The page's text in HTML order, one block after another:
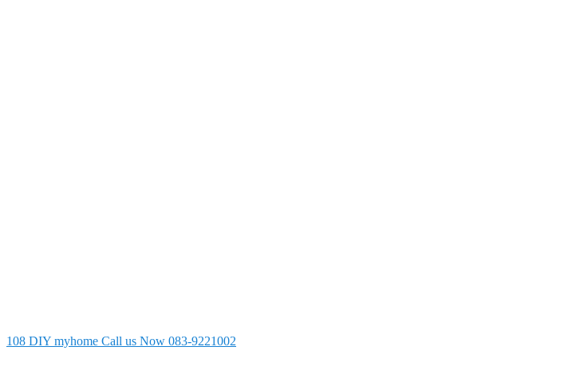
108 DIY myhome Call us Now 083-9221002